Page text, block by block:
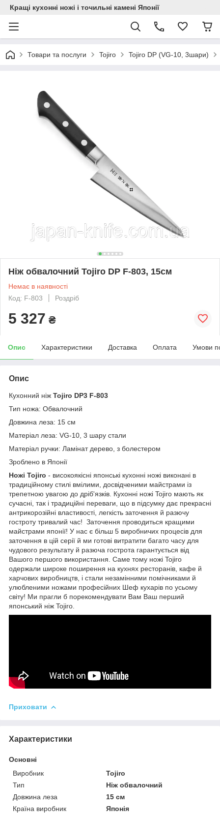
Кращі кухонні ножі і точильні камені Японії
Товари та послуги Tojiro Tojiro DP (VG-10, 3шари)
Ніж обвалочний Tojiro DP F-803, 15см
Немає в наявності
Код: F-803
Роздріб
5 327 ₴
Опис Характеристики Доставка Оплата Умови
Опис
Кухонний ніж Tojiro DP3 F-803
Тип ножа: Обвалочний
Довжина леза: 15 см
Матеріал леза: VG-10, 3 шару стали
Матеріал ручки: Ламінат дерево, з болестером
Зроблено в Японії
Ножі Tojiro - високоякісні японські кухонні ножі виконані в
традиційному стилі вмілими, досвідченими майстрами із
трепетною увагою до дріб'язків. Кухонні ножі Tojiro мають як
сучасні, так і традиційні переваги, що в підсумку дає прекрасні
антрикорозійні властивості, легкість заточення й разючу
гостроту тривалий час! Заточення проводиться кращими
майстрами японії! У нас є більш 5 виробничих процесів для
заточення в цій серії й ми готові витратити багато часу для
чудового результату й разюча гострота гарантується від
Вашого першого використання. Саме тому ножі Tojiro
одержали широке поширення на кухнях ресторанів, кафе й
харчових виробництв, і стали незамінними помічниками й
улюбленими ножами професійних Шеф кухарів по усьому
світу! Ми прагли б порекомендувати Вам Ваш перший
японський ніж Tojiro.
Приховати
Характеристики
Основні
Виробник
Tojiro
Тип
Ніж обвалочний
Довжина леза
15 см
Країна виробник
Японія